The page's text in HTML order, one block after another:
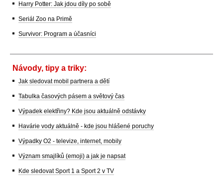
Harry Potter: Jak jdou díly po sobě
Seriál Zoo na Primě
Survivor: Program a účasníci
Návody, tipy a triky:
Jak sledovat mobil partnera a dětí
Tabulka časových pásem a světový čas
Výpadek elektřiny? Kde jsou aktuálně odstávky
Havárie vody aktuálně - kde jsou hlášené poruchy
Výpadky O2 - televize, internet, mobily
Význam smajlíků (emoji) a jak je napsat
Kde sledovat Sport 1 a Sport 2 v TV